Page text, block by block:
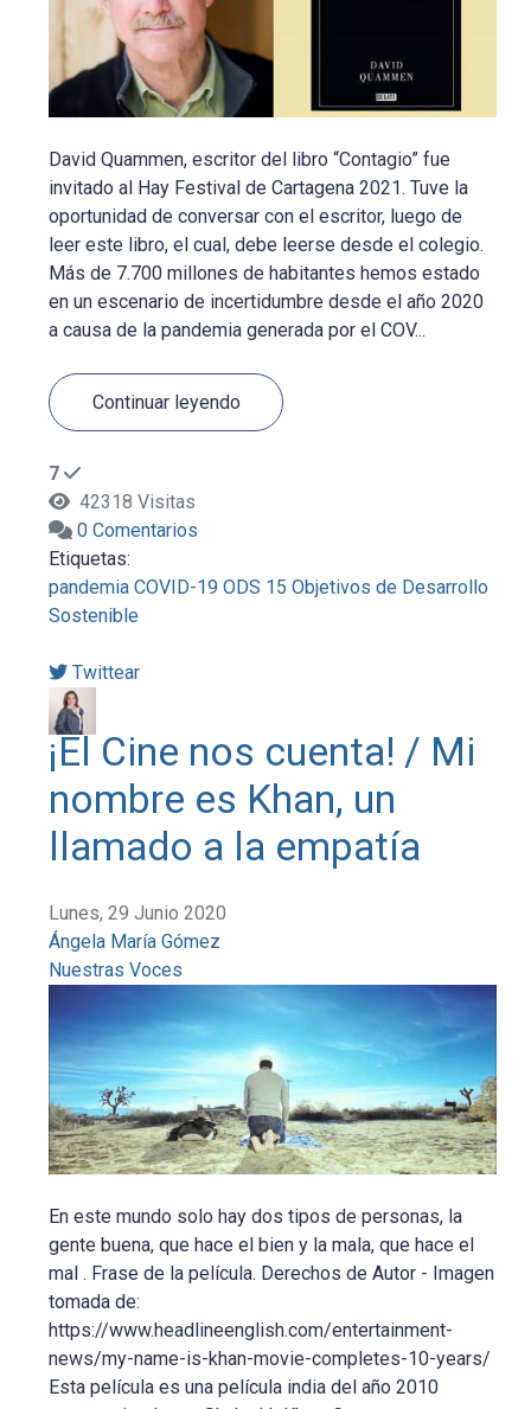
David Quammen, escritor del libro “Contagio” fue
invitado al Hay Festival de Cartagena 2021. Tuve la
oportunidad de conversar con el escritor, luego de
leer este libro, el cual, debe leerse desde el colegio.
Más de 7.700 millones de habitantes hemos estado
en un escenario de incertidumbre desde el año 2020
a causa de la pandemia generada por el COV...
Continuar leyendo
7
42318 Visitas
0 Comentarios
Etiquetas:
pandemia COVID-19 ODS 15 Objetivos de Desarrollo
Sostenible
Twittear
¡El Cine nos cuenta! / Mi
nombre es Khan, un
llamado a la empatía
Lunes, 29 Junio 2020
Ángela María Gómez
Nuestras Voces
En este mundo solo hay dos tipos de personas, la
gente buena, que hace el bien y la mala, que hace el
mal . Frase de la película. Derechos de Autor - Imagen
tomada de:
https://www.headlineenglish.com/entertainment-
news/my-name-is-khan-movie-completes-10-years/
Esta película es una película india del año 2010